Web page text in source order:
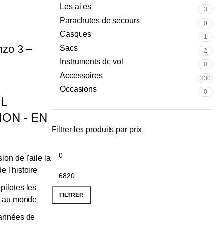
Les ailes 3
Parachutes de secours 0
Casques 1
Sacs 2
Instruments de vol 0
Accessoires 330
Occasions 0
Filtrer les produits par prix
FILTRER
3 –
- EN
de l'aile la
l'histoire
les
au monde
de